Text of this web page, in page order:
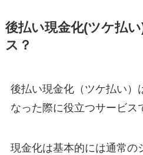
後払い現金化(ツケ払
ス？
後払い現金化（ツケ払い）
なった際に役立つサービス
現金化は基本的には通常の